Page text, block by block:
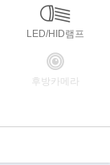
LED/HID램프
후방카메라